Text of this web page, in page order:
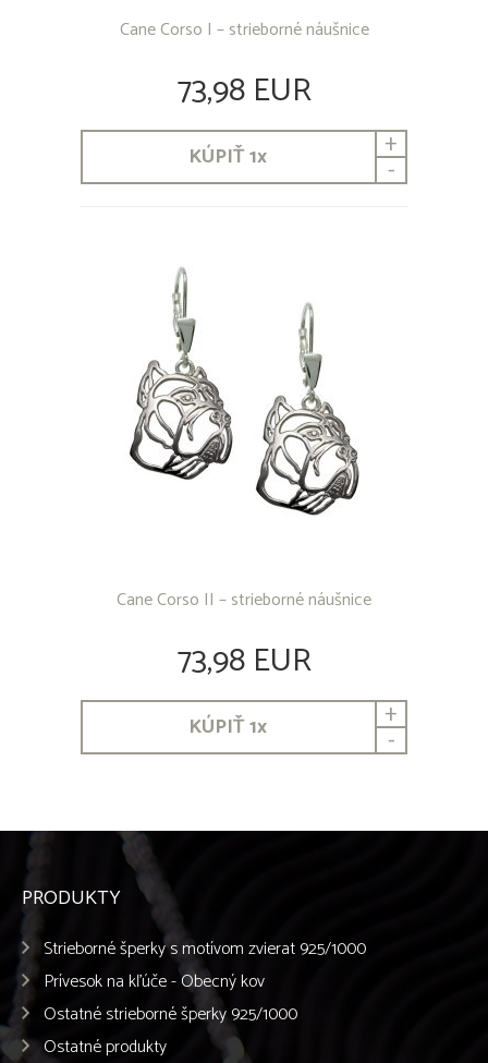
Cane Corso I – strieborné náušnice
73,98 EUR
KÚPIŤ1x +
-
Cane Corso II – strieborné náušnice
73,98 EUR
KÚPIŤ1x +
-
PRODUKTY
Strieborné šperky s motívom zvierat 925/1000
Prívesok na kľúče - Obecný kov
Ostatné strieborné šperky 925/1000
Ostatné produkty